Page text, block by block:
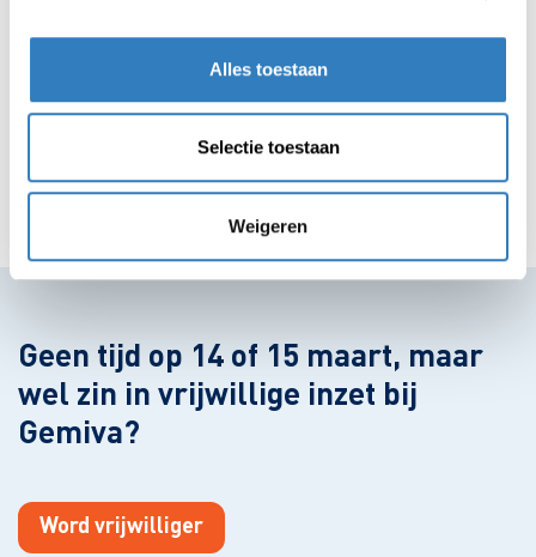
Alles toestaan
Selectie toestaan
Weigeren
maart bij Gemiva tijdens NLdoet!
Aanmelden
Geen tijd op 14 of 15 maart, maar
wel zin in vrijwillige inzet bij
Gemiva?
Word vrijwilliger